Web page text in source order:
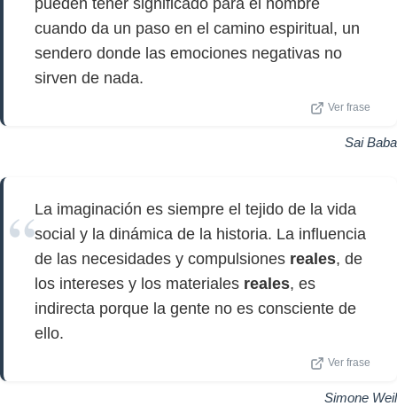
pueden tener significado para el hombre
cuando da un paso en el camino espiritual, un
sendero donde las emociones negativas no
sirven de nada.
Ver frase
Sai Baba
La imaginación es siempre el tejido de la vida
social y la dinámica de la historia. La influencia
de las necesidades y compulsiones reales, de
los intereses y los materiales reales, es
indirecta porque la gente no es consciente de
ello.
Ver frase
Simone Weil